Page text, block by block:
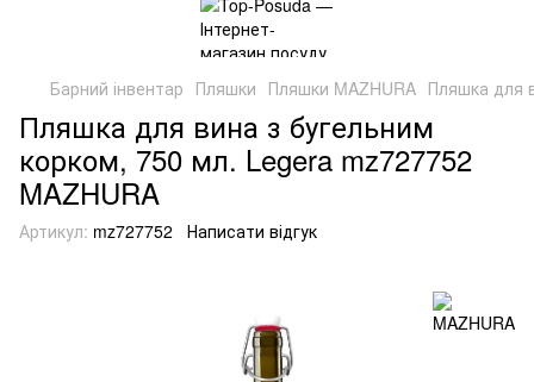
Барний інвентар Пляшки Пляшки MAZHURA Пляшка для
Пляшка для вина з бугельним
корком, 750 мл. Legera mz727752
MAZHURA
Артикул: mz727752 Написати відгук